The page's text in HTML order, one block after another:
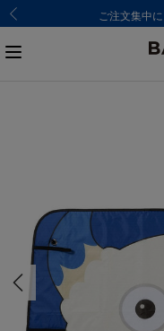
ご注文集中